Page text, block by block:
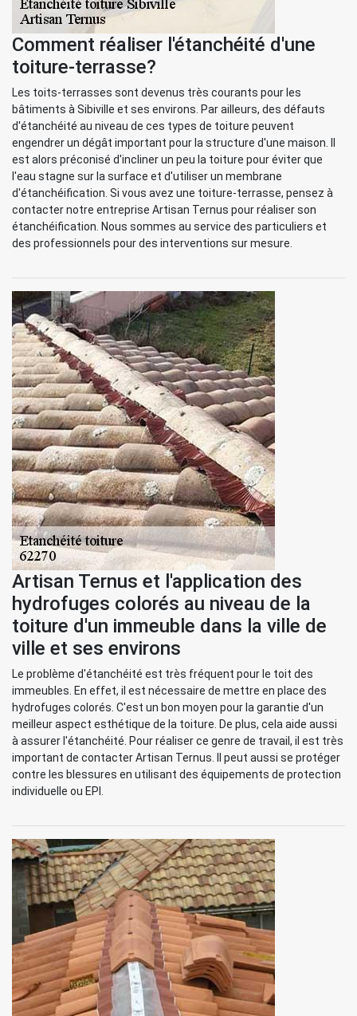
Comment réaliser l'étanchéité d'une
toiture-terrasse?
Les toits-terrasses sont devenus très courants pour les
bâtiments à Sibiville et ses environs. Par ailleurs, des défauts
d'étanchéité au niveau de ces types de toiture peuvent
engendrer un dégât important pour la structure d'une maison. Il
est alors préconisé d'incliner un peu la toiture pour éviter que
l'eau stagne sur la surface et d'utiliser un membrane
d'étanchéification. Si vous avez une toiture-terrasse, pensez à
contacter notre entreprise Artisan Ternus pour réaliser son
étanchéification. Nous sommes au service des particuliers et
des professionnels pour des interventions sur mesure.
Artisan Ternus et l'application des
hydrofuges colorés au niveau de la
toiture d'un immeuble dans la ville de
ville et ses environs
Le problème d'étanchéité est très fréquent pour le toit des
immeubles. En effet, il est nécessaire de mettre en place des
hydrofuges colorés. C'est un bon moyen pour la garantie d'un
meilleur aspect esthétique de la toiture. De plus, cela aide aussi
à assurer l'étanchéité. Pour réaliser ce genre de travail, il est très
important de contacter Artisan Ternus. Il peut aussi se protéger
contre les blessures en utilisant des équipements de protection
individuelle ou EPI.